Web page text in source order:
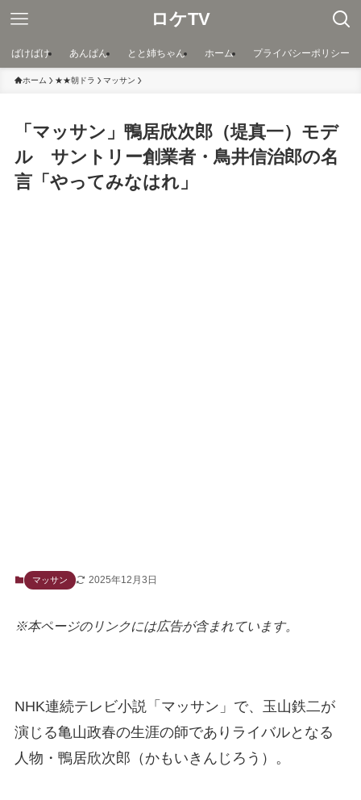
ロケTV
ばけばけ あんぱん とと姉ちゃん ホーム プライバシーポリシー
ホーム ★★朝ドラ マッサン
「マッサン」鴨居欣次郎（堤真一）モデ
ル サントリー創業者・鳥井信治郎の名
言「やってみなはれ」
マッサン 2025年12月3日
※本ページのリンクには広告が含まれています。
NHK連続テレビ小説「マッサン」で、玉山鉄二が
演じる亀山政春の生涯の師でありライバルとなる
人物・鴨居欣次郎（かもいきんじろう）。